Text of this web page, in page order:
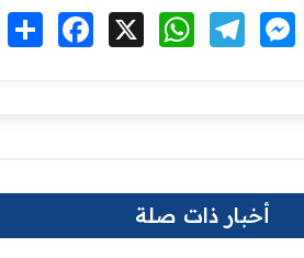
انشر Facebook WhatsApp
أخبار ذات صلة